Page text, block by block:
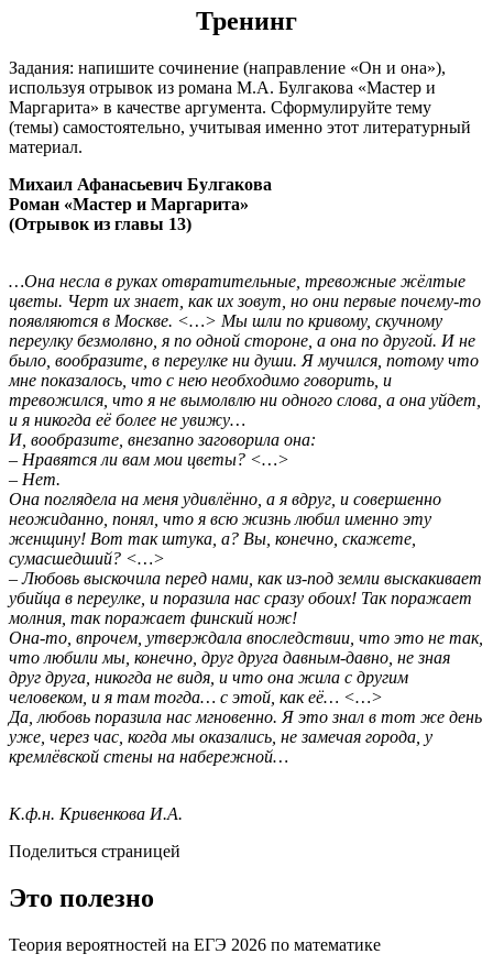
Тренинг
Задания: напишите сочинение (направление «Он и она»),
используя отрывок из романа М.А. Булгакова «Мастер и
Маргарита» в качестве аргумента. Сформулируйте тему
(темы) самостоятельно, учитывая именно этот литературный
материал.
Михаил Афанасьевич Булгакова
Роман «Мастер и Маргарита»
(Отрывок из главы 13)
…Она несла в руках отвратительные, тревожные жёлтые
цветы. Черт их знает, как их зовут, но они первые почему-то
появляются в Москве. <…> Мы шли по кривому, скучному
переулку безмолвно, я по одной стороне, а она по другой. И не
было, вообразите, в переулке ни души. Я мучился, потому что
мне показалось, что с нею необходимо говорить, и
тревожился, что я не вымолвлю ни одного слова, а она уйдет,
и я никогда её более не увижу…
И, вообразите, внезапно заговорила она:
– Нравятся ли вам мои цветы? <…>
– Нет.
Она поглядела на меня удивлённо, а я вдруг, и совершенно
неожиданно, понял, что я всю жизнь любил именно эту
женщину! Вот так штука, а? Вы, конечно, скажете,
сумасшедший? <…>
– Любовь выскочила перед нами, как из-под земли выскакивает
убийца в переулке, и поразила нас сразу обоих! Так поражает
молния, так поражает финский нож!
Она-то, впрочем, утверждала впоследствии, что это не так,
что любили мы, конечно, друг друга давным-давно, не зная
друг друга, никогда не видя, и что она жила с другим
человеком, и я там тогда… с этой, как её… <…>
Да, любовь поразила нас мгновенно. Я это знал в тот же день
уже, через час, когда мы оказались, не замечая города, у
кремлёвской стены на набережной…
К.ф.н. Кривенкова И.А.
Поделиться страницей
Это полезно
Теория вероятностей на ЕГЭ 2026 по математике